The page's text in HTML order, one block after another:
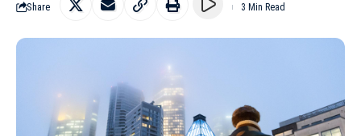
Share 3 Min Read